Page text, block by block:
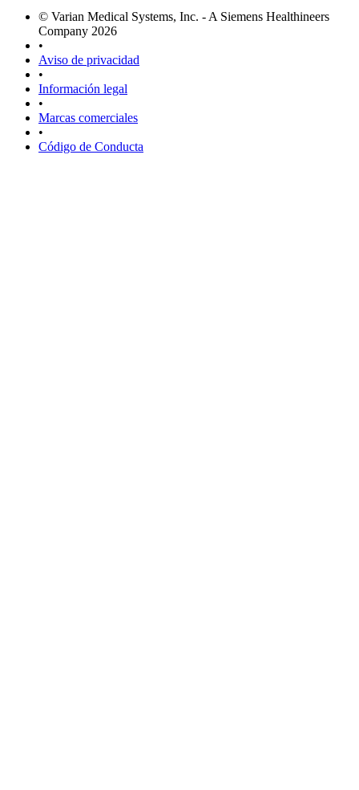
© Varian Medical Systems, Inc. - A Siemens Healthineers
Company 2026
•
Aviso de privacidad
•
Información legal
•
Marcas comerciales
•
Código de Conducta